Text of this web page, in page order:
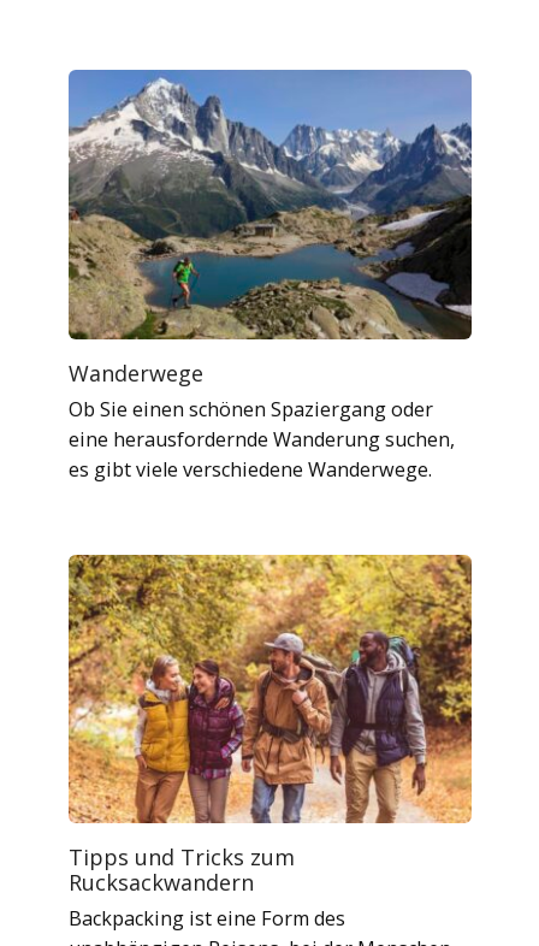
Wanderwege
Ob Sie einen schönen Spaziergang oder
eine herausfordernde Wanderung suchen,
es gibt viele verschiedene Wanderwege.
Tipps und Tricks zum
Rucksackwandern
Backpacking ist eine Form des